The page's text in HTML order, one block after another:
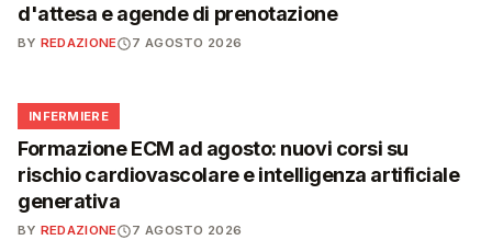
d'attesa e agende di prenotazione
BY REDAZIONE 7 AGOSTO 2026
🩺
INFERMIERE
Formazione ECM ad agosto: nuovi corsi su
rischio cardiovascolare e intelligenza artificiale
generativa
BY REDAZIONE 7 AGOSTO 2026